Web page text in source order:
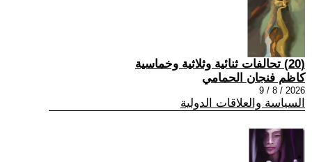
(20) تحالفات ثنائية وثلاثية وخماسية
كاظم فنجان الحمامي
2026 / 8 / 9
السياسة والعلاقات الدولية